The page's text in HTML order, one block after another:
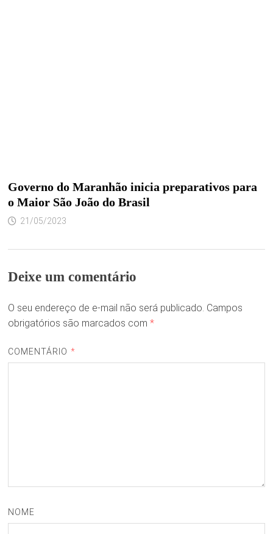
Governo do Maranhão inicia preparativos para
o Maior São João do Brasil
21/05/2023
Deixe um comentário
O seu endereço de e-mail não será publicado. Campos
obrigatórios são marcados com *
COMENTÁRIO *
NOME